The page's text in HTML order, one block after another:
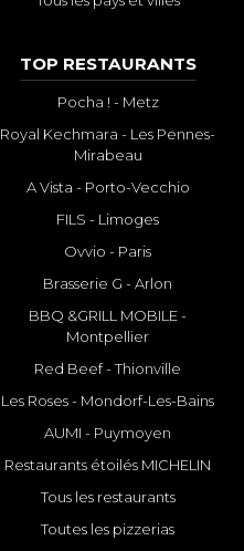
TOP RESTAURANTS
Pocha ! - Metz
Royal Kechmara - Les Pennes-
Mirabeau
A Vista - Porto-Vecchio
FILS - Limoges
Ovvio - Paris
Brasserie G - Arlon
BBQ &GRILL MOBILE -
Montpellier
Red Beef - Thionville
Les Roses - Mondorf-Les-Bains
AUMI - Puymoyen
Restaurants étoilés MICHELIN
Tous les restaurants
Toutes les pizzerias